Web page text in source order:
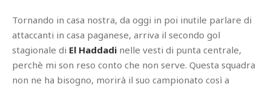
Tornando in casa nostra, da oggi in poi inutile parlare di
attaccanti in casa paganese, arriva il secondo gol
stagionale di El Haddadi nelle vesti di punta centrale,
perchè mi son reso conto che non serve. Questa squadra
non ne ha bisogno, morirà il suo campionato così a